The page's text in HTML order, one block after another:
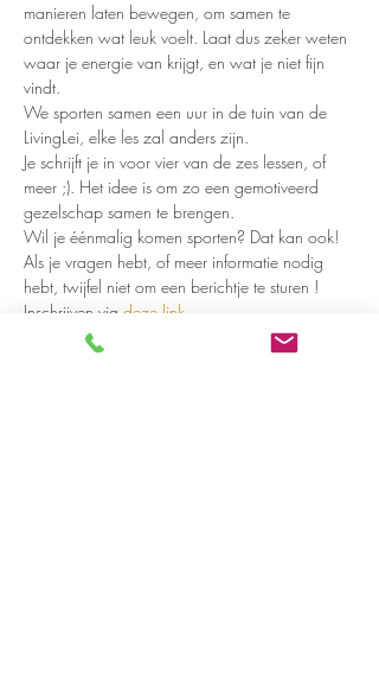
manieren laten bewegen, om samen te
ontdekken wat leuk voelt. Laat dus zeker weten
waar je energie van krijgt, en wat je niet fijn
vindt.
We sporten samen een uur in de tuin van de
LivingLei, elke les zal anders zijn.
Je schrijft je in voor vier van de zes lessen, of
meer ;). Het idee is om zo een gemotiveerd
gezelschap samen te brengen.
Wil je éénmalig komen sporten? Dat kan ook!
Als je vragen hebt, of meer informatie nodig
hebt, twijfel niet om een berichtje te sturen !
Inschrijven via deze link